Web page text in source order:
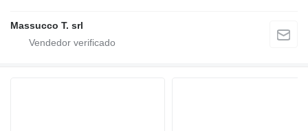
Massucco T. srl